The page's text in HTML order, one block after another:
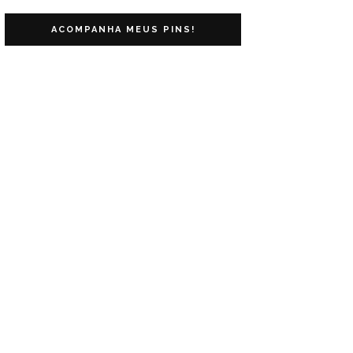
ACOMPANHA MEUS PINS!